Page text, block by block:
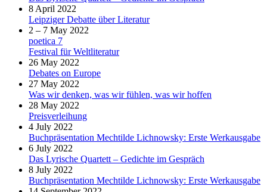
8 April 2022
Leipziger Debatte über Literatur
2 – 7 May 2022
poetica 7
Festival für Weltliteratur
26 May 2022
Debates on Europe
27 May 2022
Was wir denken, was wir fühlen, was wir hoffen
28 May 2022
Preisverleihung
4 July 2022
Buchpräsentation Mechtilde Lichnowsky: Erste Werkausgabe
6 July 2022
Das Lyrische Quartett – Gedichte im Gespräch
8 July 2022
Buchpräsentation Mechtilde Lichnowsky: Erste Werkausgabe